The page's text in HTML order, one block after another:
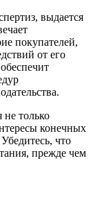
выдается
покупателей,
от его
не только
конечных
что
прежде чем